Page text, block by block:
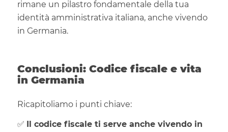
rimane un pilastro fondamentale della tua
identità amministrativa italiana, anche vivendo
in Germania.
Conclusioni: Codice fiscale e vita
in Germania
Ricapitoliamo i punti chiave:
✅
Il codice fiscale ti serve anche vivendo in